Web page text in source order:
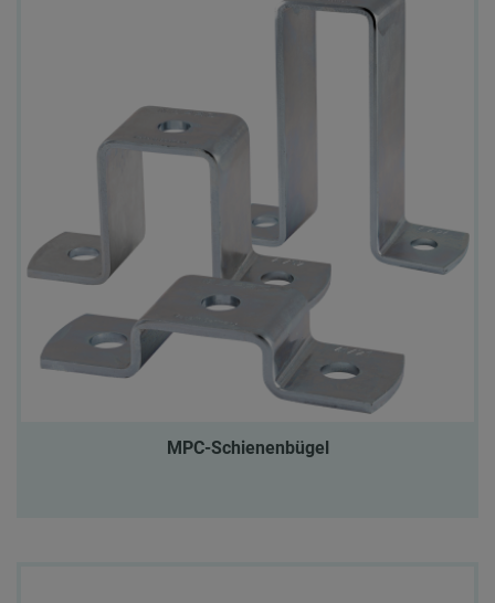
MPC-Schienenbügel